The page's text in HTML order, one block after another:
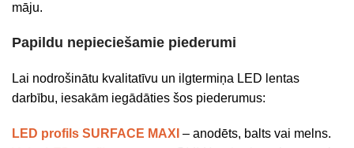
māju.
Papildu nepieciešamie piederumi
Lai nodrošinātu kvalitatīvu un ilgtermiņa LED lentas
darbību, iesakām iegādāties šos piederumus:
LED profils SURFACE MAXI – anodēts, balts vai melns.